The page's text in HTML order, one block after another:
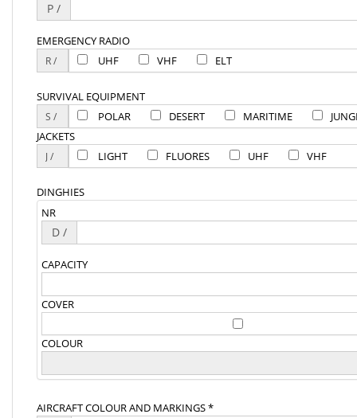
P /
EMERGENCY RADIO
UHF
VHF ELT
SURVIVAL EQUIPMENT
POLAR
DESERT MARITIME
JACKETS
LIGHT
FLUORES UHF VHF
DINGHIES
NR
D /
CAPACITY
COVER
COLOUR
AIRCRAFT COLOUR AND MARKINGS *